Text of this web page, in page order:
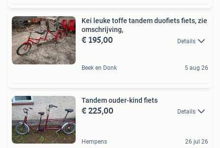
Kei leuke toffe tandem duofiets fiets, zie
omschrijving,
€ 195,00 Details
Beek en Donk 5 aug 26
Tandem ouder-kind fiets
€ 225,00 Details
Hempens 26 jul 26